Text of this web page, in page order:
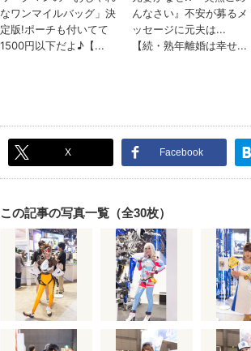
X Facebook
この記事の写真一覧（全30枚）